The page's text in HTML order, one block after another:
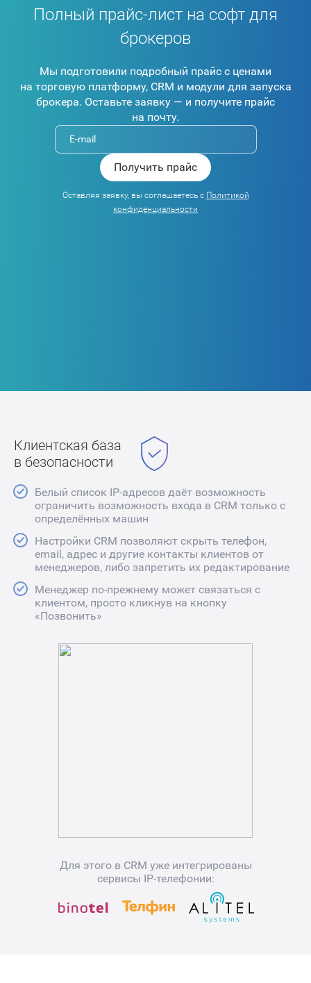
Полный прайс-лист на софт для
брокеров
Мы подготовили подробный прайс с ценами
на торговую платформу, CRM и модули для запуска
брокера. Оставьте заявку — и получите прайс
на почту.
Оставляя заявку, вы соглашаетесь с Политикой
конфиденциальности
Клиентская база
в безопасности
Белый список IP-адресов даёт возможность
ограничить возможность входа в CRM только с
определённых машин
Настройки CRM позволяют скрыть телефон,
email, адрес и другие контакты клиентов от
менеджеров, либо запретить их редактирование
Менеджер по-прежнему может связаться с
клиентом, просто кликнув на кнопку
«Позвонить»
Для этого в CRM уже интегрированы
сервисы IP-телефонии: